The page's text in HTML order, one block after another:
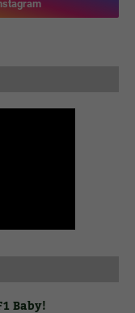
Baby!